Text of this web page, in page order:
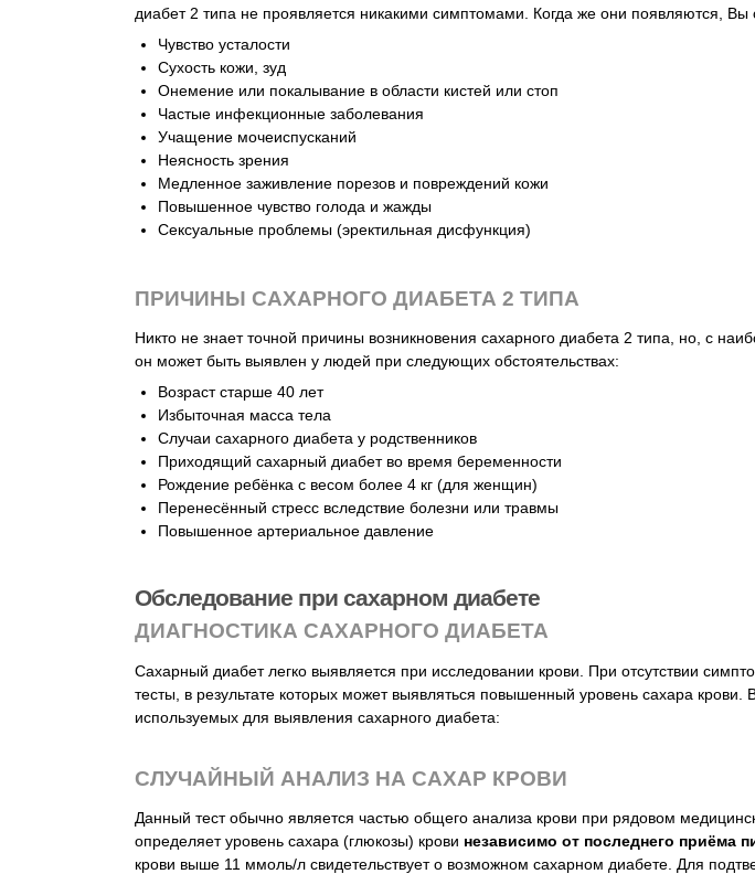
диабет 2 типа нe проявляется никакими симптомами. Когда же они появляются,
Чувство усталости
Сухость кожи, зуд
Онемение или покалывание в области кистей или стоп
Частые инфекционные заболевания
Учащение мочеиспусканий
Неясность зрения
Медленное заживление порезов и повреждений кожи
Повышенное чувство голода и жажды
Сексуальные проблемы (эректильная дисфункция)
ПРИЧИНЫ САХАРНОГО ДИАБЕТА 2 ТИПА
Никто не знает точной причины возникновения сахарного диабета 2 типа, но, с
он может быть выявлен у людей при следующих обстоятельствах:
Возраст старше 40 лет
Избыточная масса тела
Случаи сахарного диабета у родственников
Приходящий сахарный диабет во время беременности
Рождение ребёнка с весом более 4 кг (для женщин)
Перенесённый стресс вследствие болезни или травмы
Повышенное артериальное давление
Обследование при сахарном диабете
ДИАГНОСТИКА САХАРНОГО ДИАБЕТА
Сахарный диабет легко выявляется при исследовании крови. При отсутствии
тесты, в результате которых может выявляться повышенный уровень сахара крови.
используемых для выявления сахарного диабета:
СЛУЧАЙНЫЙ АНАЛИЗ НА САХАР КРОВИ
Данный тест обычно является частью общего анализа крови при рядовом
определяет уровень сахара (глюкозы) крови независимо от последнего приёма
крови выше 11 ммоль/л свидетельствует о возможном сахарном диабете. Для